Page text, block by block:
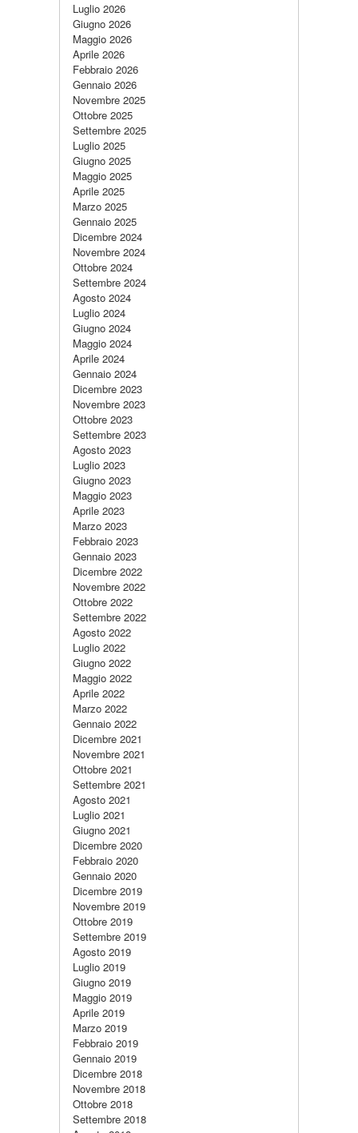
Luglio 2026
Giugno 2026
Maggio 2026
Aprile 2026
Febbraio 2026
Gennaio 2026
Novembre 2025
Ottobre 2025
Settembre 2025
Luglio 2025
Giugno 2025
Maggio 2025
Aprile 2025
Marzo 2025
Gennaio 2025
Dicembre 2024
Novembre 2024
Ottobre 2024
Settembre 2024
Agosto 2024
Luglio 2024
Giugno 2024
Maggio 2024
Aprile 2024
Gennaio 2024
Dicembre 2023
Novembre 2023
Ottobre 2023
Settembre 2023
Agosto 2023
Luglio 2023
Giugno 2023
Maggio 2023
Aprile 2023
Marzo 2023
Febbraio 2023
Gennaio 2023
Dicembre 2022
Novembre 2022
Ottobre 2022
Settembre 2022
Agosto 2022
Luglio 2022
Giugno 2022
Maggio 2022
Aprile 2022
Marzo 2022
Gennaio 2022
Dicembre 2021
Novembre 2021
Ottobre 2021
Settembre 2021
Agosto 2021
Luglio 2021
Giugno 2021
Dicembre 2020
Febbraio 2020
Gennaio 2020
Dicembre 2019
Novembre 2019
Ottobre 2019
Settembre 2019
Agosto 2019
Luglio 2019
Giugno 2019
Maggio 2019
Aprile 2019
Marzo 2019
Febbraio 2019
Gennaio 2019
Dicembre 2018
Novembre 2018
Ottobre 2018
Settembre 2018